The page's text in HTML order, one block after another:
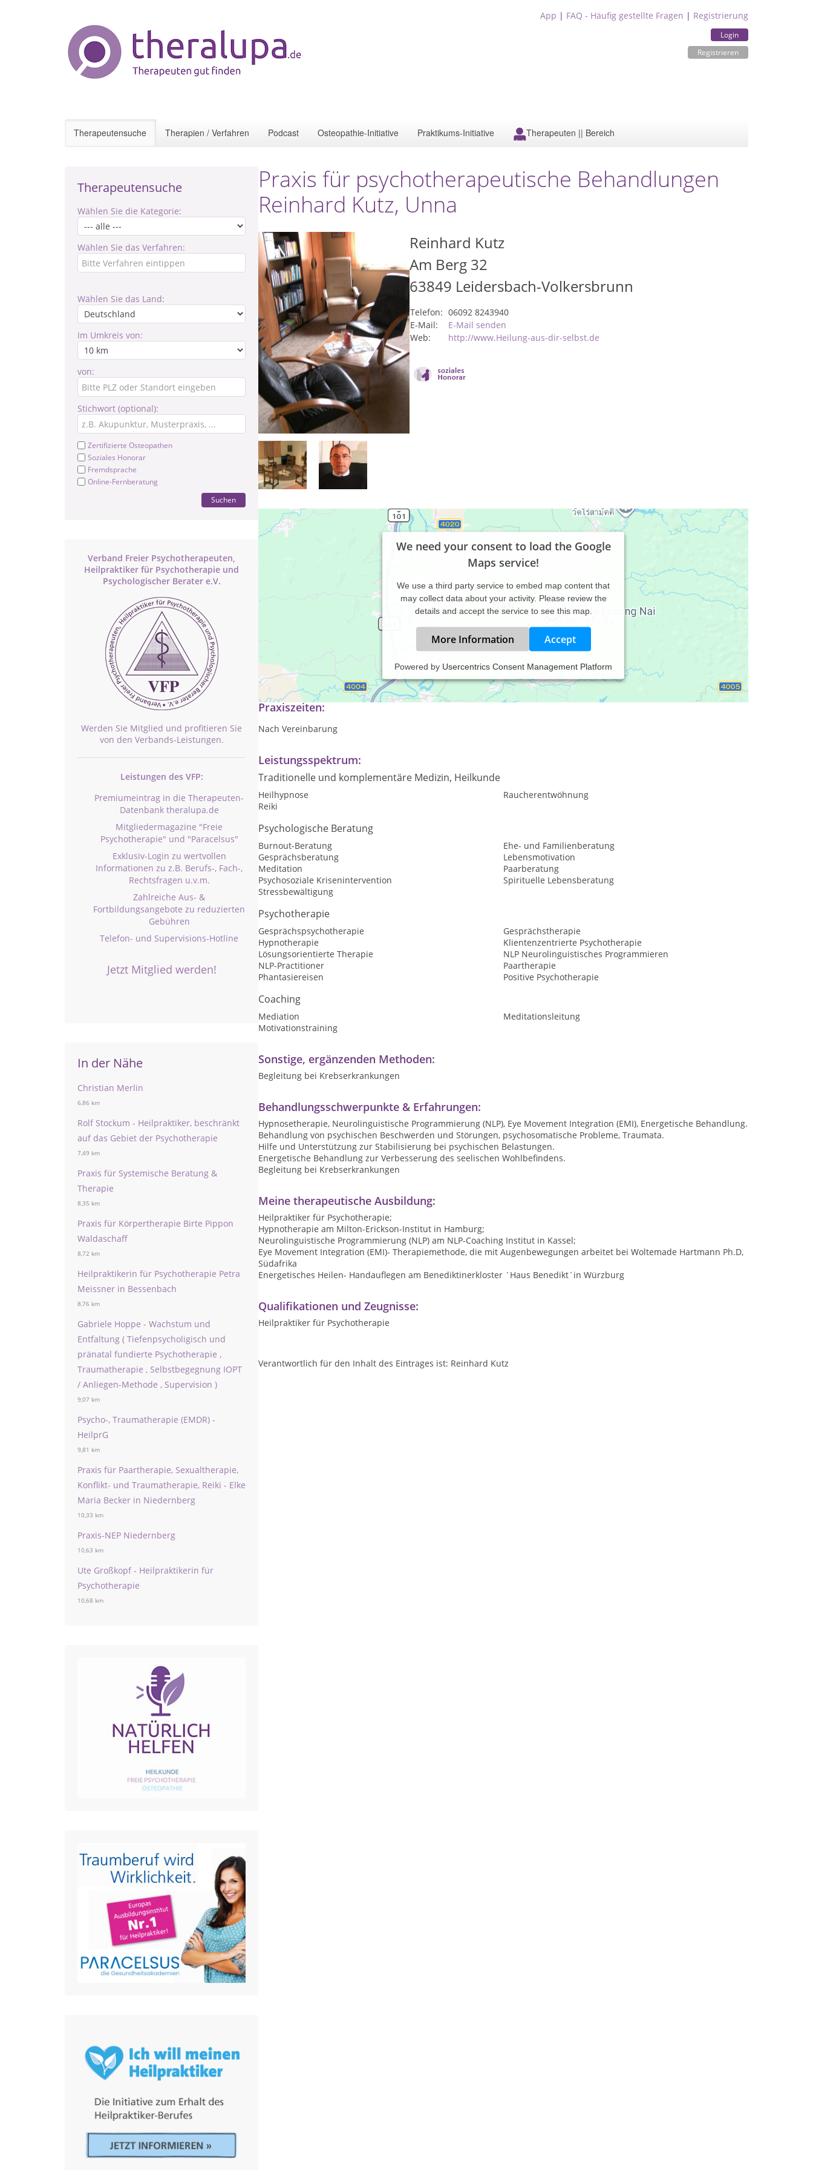
App | FAQ - Häufig gestellte Fragen | Registrierung
Login
Registrieren
Therapeutensuche Therapien / Verfahren Podcast Osteopathie-Initiative Praktikums-Initiative Therapeuten || Bereich
Therapeutensuche
Wählen Sie die Kategorie:
Wählen Sie das Verfahren:
Wählen Sie das Land:
Im Umkreis von:
von:
Stichwort (optional):
Zertifizierte Osteopathen
Soziales Honorar
Fremdsprache
Online-Fernberatung
Suchen
Verband Freier Psychotherapeuten,
Heilpraktiker für Psychotherapie und
Psychologischer Berater e.V.
Werden Sie Mitglied und profitieren Sie
von den Verbands-Leistungen.
Leistungen des VFP:
Premiumeintrag in die Therapeuten-
Datenbank theralupa.de
Mitgliedermagazine "Freie
Psychotherapie" und "Paracelsus"
Exklusiv-Login zu wertvollen
Informationen zu z.B. Berufs-, Fach-,
Rechtsfragen u.v.m.
Zahlreiche Aus- &
Fortbildungsangebote zu reduzierten
Gebühren
Telefon- und Supervisions-Hotline
Jetzt Mitglied werden!
In der Nähe
Christian Merlin
6,86 km
Rolf Stockum - Heilpraktiker, beschränkt
auf das Gebiet der Psychotherapie
7,49 km
Praxis für Systemische Beratung &
Therapie
8,35 km
Praxis für Körpertherapie Birte Pippon
Waldaschaff
8,72 km
Heilpraktikerin für Psychotherapie Petra
Meissner in Bessenbach
8,76 km
Gabriele Hoppe - Wachstum und
Entfaltung ( Tiefenpsycholigisch und
pränatal fundierte Psychotherapie ,
Traumatherapie , Selbstbegegnung IOPT
/ Anliegen-Methode , Supervision )
9,07 km
Psycho-, Traumatherapie (EMDR) -
HeilprG
9,81 km
Praxis für Paartherapie, Sexualtherapie,
Konflikt- und Traumatherapie, Reiki - Elke
Maria Becker in Niedernberg
10,33 km
Praxis-NEP Niedernberg
10,63 km
Ute Großkopf - Heilpraktikerin für
Psychotherapie
10,68 km
Praxis für psychotherapeutische Behandlungen
Reinhard Kutz, Unna
Reinhard Kutz
Am Berg 32
63849 Leidersbach-Volkersbrunn
Telefon: 06092 8243940
E-Mail:
E-Mail senden
Web:
http://www.Heilung-aus-dir-selbst.de
We need your consent to load the Google
Maps service!
We use a third party service to embed map content that
may collect data about your activity. Please review the
details and accept the service to see this map.
More Information Accept
Powered by Usercentrics Consent Management Platform
Heilpraktiker für Psychotherapie
Praxiszeiten:
Nach Vereinbarung
Leistungsspektrum:
Traditionelle und komplementäre Medizin, Heilkunde
Heilhypnose
Raucherentwöhnung
Reiki
Psychologische Beratung
Burnout-Beratung
Ehe- und Familienberatung
Gesprächsberatung
Lebensmotivation
Meditation
Paarberatung
Psychosoziale Krisenintervention
Spirituelle Lebensberatung
Stressbewältigung
Psychotherapie
Gesprächspsychotherapie
Gesprächstherapie
Hypnotherapie
Klientenzentrierte Psychotherapie
Lösungsorientierte Therapie
NLP Neurolinguistisches Programmieren
NLP-Practitioner
Paartherapie
Phantasiereisen
Positive Psychotherapie
Coaching
Mediation
Meditationsleitung
Motivationstraining
Sonstige, ergänzenden Methoden:
Begleitung bei Krebserkrankungen
Behandlungsschwerpunkte & Erfahrungen:
Hypnosetherapie, Neurolinguistische Programmierung (NLP), Eye Movement Integration (EMI), Energetische Behandlung.
Behandlung von psychischen Beschwerden und Störungen, psychosomatische Probleme, Traumata.
Hilfe und Unterstützung zur Stabilisierung bei psychischen Belastungen.
Energetische Behandlung zur Verbesserung des seelischen Wohlbefindens.
Begleitung bei Krebserkrankungen
Meine therapeutische Ausbildung:
Heilpraktiker für Psychotherapie;
Hypnotherapie am Milton-Erickson-Institut in Hamburg;
Neurolinguistische Programmierung (NLP) am NLP-Coaching Institut in Kassel;
Eye Movement Integration (EMI)- Therapiemethode, die mit Augenbewegungen arbeitet bei Woltemade Hartmann Ph.D,
Südafrika
Energetisches Heilen- Handauflegen am Benediktinerkloster ´Haus Benedikt`in Würzburg
Qualifikationen und Zeugnisse:
Heilpraktiker für Psychotherapie
Verantwortlich für den Inhalt des Eintrages ist: Reinhard Kutz